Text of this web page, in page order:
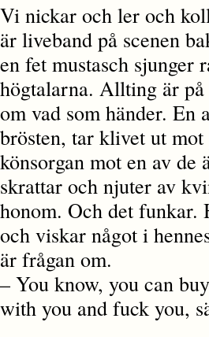
Vi nickar och ler och
är liveband på scenen
en fet mustasch
högtalarna. Allting är
om vad som händer. En
brösten, tar klivet ut
könsorgan mot en av
skrattar och njuter av
honom. Och det funkar.
och viskar något i
är frågan om.
– You know, you can
with you and fuck you,